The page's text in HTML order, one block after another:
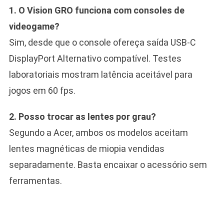
1. O Vision GRO funciona com consoles de
videogame?
Sim, desde que o console ofereça saída USB-C
DisplayPort Alternativo compatível. Testes
laboratoriais mostram latência aceitável para
jogos em 60 fps.
2. Posso trocar as lentes por grau?
Segundo a Acer, ambos os modelos aceitam
lentes magnéticas de miopia vendidas
separadamente. Basta encaixar o acessório sem
ferramentas.